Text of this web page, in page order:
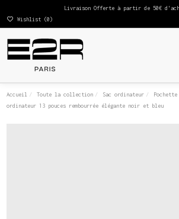
Livraison Offerte à partir de 50€
Wishlist (0)
Accueil Toute la collection Sac ordinateur
ordinateur 13 pouces rembourrée élégante noir et bleu